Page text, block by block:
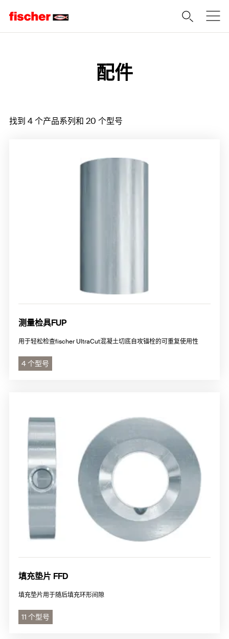
配件
找到 4 个产品系列和 20 个型号
测量检具FUP
用于轻松检查fischer UltraCut混凝土切底自攻锚栓的可重复使用性
4 个型号
填充垫片 FFD
填充垫片用于随后填充环形间隙
11 个型号